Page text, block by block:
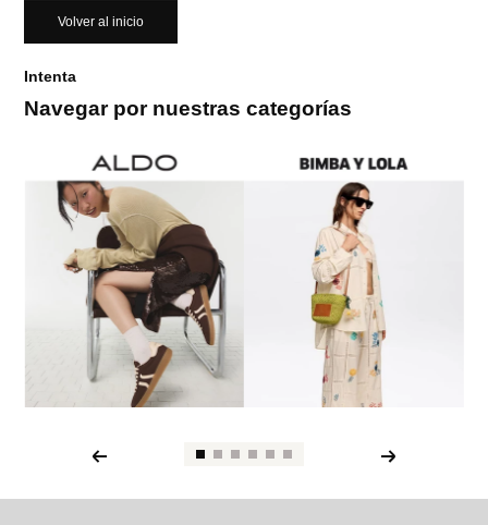
Volver al inicio
Intenta
Navegar por nuestras categorías